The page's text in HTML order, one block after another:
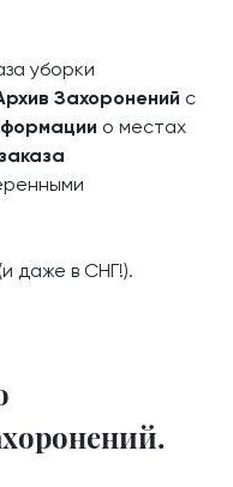
уборки
Захоронений с
о местах
даже в СНГ!).